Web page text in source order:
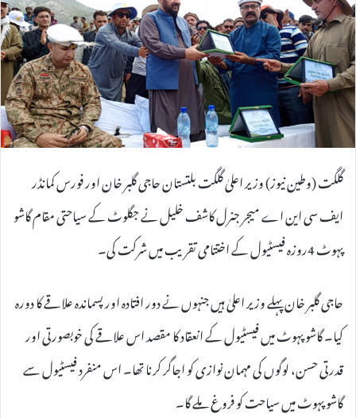
e
m
a
i
l
گلگت (وطین نیوز) وزیر اعلیٰ گلگت بلتستان حاجی گلبر خان اور فورس کمانڈر
ایف سی این اے میجر جنرل کاشف خلیل نے جگلوٹ کے سیاحتی مقام گاشو
پہوٹ 4روزہ فیسٹیول کے اختتامی تقریب میں شرکت کی۔
حاجی گلبر خان پہلے وزیر اعلیٰ ہیں جنہوں نے دور افتادہ اور پسماندہ علاقے کا دورہ
کیا۔ گاشو پہوٹ میں فیسٹیول کے انعقاد کا مقصد اس علاقے کی خوبصورتی اور
قدرتی حسن، لوگوں کی مہمان نوازی کو اجاگر کرنا تھا۔ اس منفرد فیسٹیول سے
گاشو پہوٹ میں سیاحت کو فروغ ملے گا۔